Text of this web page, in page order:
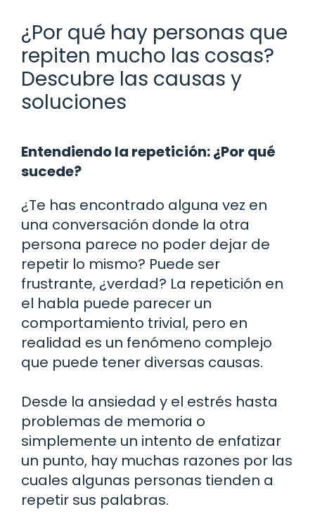
¿Por qué hay personas que
repiten mucho las cosas?
Descubre las causas y
soluciones
Entendiendo la repetición: ¿Por qué
sucede?
¿Te has encontrado alguna vez en
una conversación donde la otra
persona parece no poder dejar de
repetir lo mismo? Puede ser
frustrante, ¿verdad? La repetición en
el habla puede parecer un
comportamiento trivial, pero en
realidad es un fenómeno complejo
que puede tener diversas causas.
Desde la ansiedad y el estrés hasta
problemas de memoria o
simplemente un intento de enfatizar
un punto, hay muchas razones por las
cuales algunas personas tienden a
repetir sus palabras.